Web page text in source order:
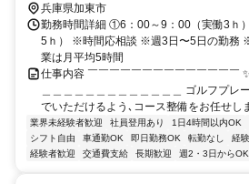
兵庫県加東市
勤務時間詳細 ①6：00～9：00（実働3ｈ
5ｈ） ※時間応相談 ※週3日〜5日の勤務
業は月平均5時間
仕事内容 ￣￣￣￣￣￣￣￣￣￣￣￣￣￣
＿＿＿＿＿＿＿＿＿＿＿＿＿ ゴルフプレ
でいただけるよう､コース整備をお任せし
業界未経験者歓迎 社員登用あり 1日4時間以内OK
シフト自由
車通勤OK 即日勤務OK 転勤なし 経
経験者歓迎
交通費支給 長期歓迎 週2・3日からOK